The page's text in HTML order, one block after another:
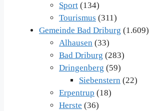
Sport (134)
Tourismus (311)
Gemeinde Bad Driburg (1.609)
Alhausen (33)
Bad Driburg (283)
Dringenberg (59)
Siebenstern (22)
Erpentrup (18)
Herste (36)